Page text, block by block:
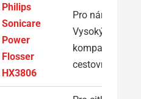
Philips
Sonicare
Power
Flosser
HX3806
Pro náročné:
Vysoký tlak v
kompaktním
cestovním těle